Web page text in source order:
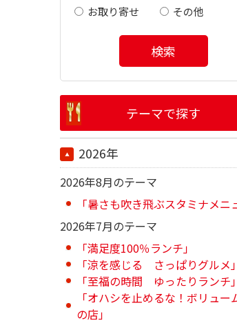
お取り寄せ
その他
検索
テーマで探す
2026年
2026年8月のテーマ
「暑さも吹き飛ぶスタミナメニ
2026年7月のテーマ
「満足度100％ランチ」
「涼を感じる さっぱりグルメ」
「至福の時間 ゆったりランチ」
「オハシを止めるな！ボリュー
の店」